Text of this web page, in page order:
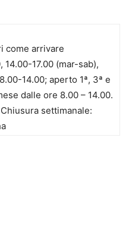
come arrivare
17.00 (mar-sab),
14.00; aperto 1ª, 3ª e
dalle ore 8.00 – 14.00.
settimanale: